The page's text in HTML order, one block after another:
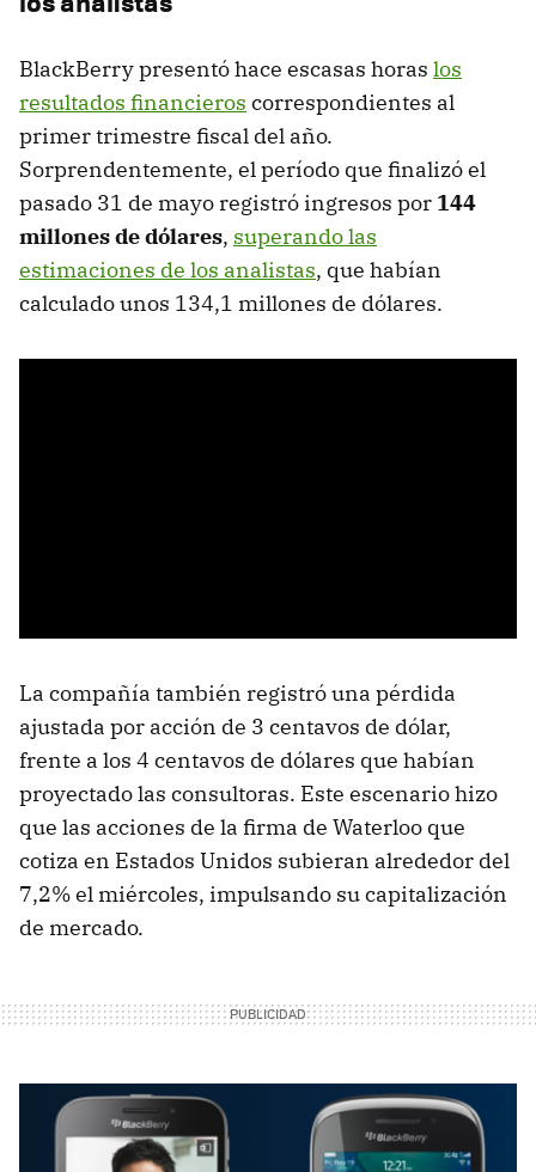
BlackBerry presentó hace escasas horas los
resultados financieros correspondientes al
primer trimestre fiscal del año.
Sorprendentemente, el período que finalizó el
pasado 31 de mayo registró ingresos por 144
millones de dólares, superando las
estimaciones de los analistas, que habían
calculado unos 134,1 millones de dólares.
La compañía también registró una pérdida
ajustada por acción de 3 centavos de dólar,
frente a los 4 centavos de dólares que habían
proyectado las consultoras. Este escenario hizo
que las acciones de la firma de Waterloo que
cotiza en Estados Unidos subieran alrededor del
7,2% el miércoles, impulsando su capitalización
de mercado.